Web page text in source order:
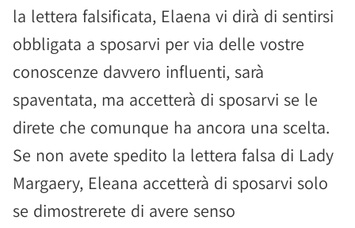
la lettera falsificata, Elaena vi dirà di sentirsi
obbligata a sposarvi per via delle vostre
conoscenze davvero influenti, sarà
spaventata, ma accetterà di sposarvi se le
direte che comunque ha ancora una scelta.
Se non avete spedito la lettera falsa di Lady
Margaery, Eleana accetterà di sposarvi solo
se dimostrerete di avere senso